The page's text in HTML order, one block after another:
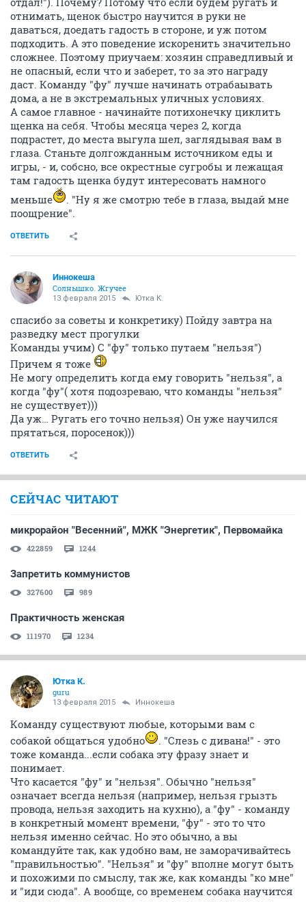
отнимать, щенок быстро научится в руки не
даваться, доедать гадость в стороне, и уж потом
подходить. А это поведение искоренить значительно
сложнее. Поэтому приучаем: хозяин справедливый и
не опасный, если что и заберет, то за это награду
даст. Команду "фу" лучше начинать отрабаывать
дома, а не в экстремальных уличных условиях.
А самое главное - начинайте потихонечку циклить
щенка на себя. Чтобы месяца через 2, когда
подрастет, до места выгула шел, заглядывая вам в
глаза. Станьте долгожданным источником еды и
игры, - и, собсно, все окрестные сугробы и лежащая
там гадость щенка будут интересовать намного
меньше
. "Ну я же смотрю тебе в глаза, выдай мне
поощрение".
ОТВЕТИТЬ
Иннокеша
Солнышко. Жгучее
13 февраля 2015 Ютка К.
спасибо за советы и конкретику) Пойду завтра на
разведку мест прогулки
Команды учим) С "фу" только путаем "нельзя")
Причем я тоже
Не могу определить когда ему говорить "нельзя", а
когда "фу"( хотя подозреваю, что команды "нельзя"
не существует)))
Да уж… Ругать его точно нельзя) Он уже научился
прятаться, поросенок)))
ОТВЕТИТЬ
СЕЙЧАС ЧИТАЮТ
микрорайон "Весенний", МЖК "Энергетик", Первомайка
422859 1244
Запретить коммунистов
327600 989
Практичность женская
111970 1234
Ютка К.
guru
13 февраля 2015 Иннокеша
Команду существуют любые, которыми вам с
собакой общаться удобно
. "Слезь с дивана!" - это
тоже команда...если собака эту фразу знает и
понимает.
Что касается "фу" и "нельзя". Обычно "нельзя"
означает всегда нельзя (например, нельзя грызть
провода, нельзя заходить на кухню), а "фу" - команду
в конкретный момент времени, "фу" - это то что
нельзя именно сейчас. Но это обычно, а вы
командуйте так, как удобно вам, не заморачивайтесь
"правильностью". "Нельзя" и "фу" вполне могут быть
и похожими по смыслу, так же, как команды "ко мне"
и "иди сюда". А вообще, со временем собака научится